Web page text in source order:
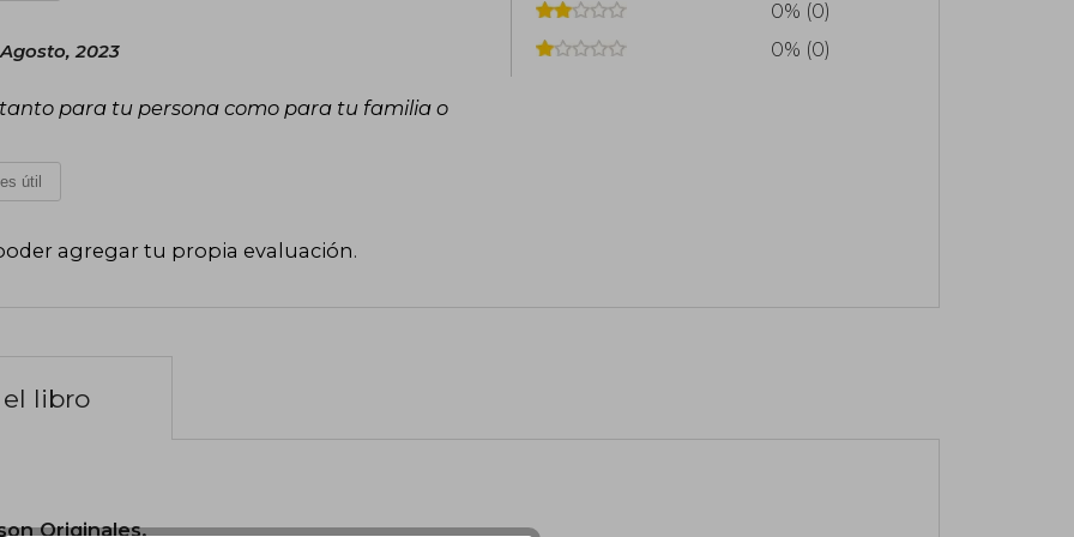
2023
para tu persona como para tu familia o
útil
agregar tu propia evaluación.
0% (0)
0% (0)
libro
Originales.